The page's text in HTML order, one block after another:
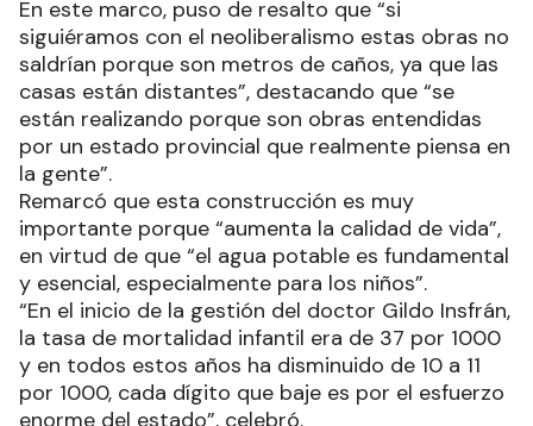
En este marco, puso de resalto que “si
siguiéramos con el neoliberalismo estas obras no
saldrían porque son metros de caños, ya que las
casas están distantes”, destacando que “se
están realizando porque son obras entendidas
por un estado provincial que realmente piensa en
la gente”.
Remarcó que esta construcción es muy
importante porque “aumenta la calidad de vida”,
en virtud de que “el agua potable es fundamental
y esencial, especialmente para los niños”.
“En el inicio de la gestión del doctor Gildo Insfrán,
la tasa de mortalidad infantil era de 37 por 1000
y en todos estos años ha disminuido de 10 a 11
por 1000, cada dígito que baje es por el esfuerzo